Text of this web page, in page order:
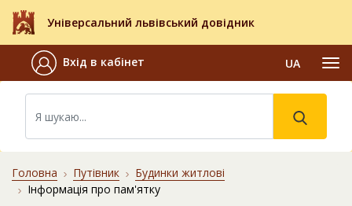
Універсальний львівський довідник
Вхід в кабінет UA
Головна Путівник
Будинки житлові
Інформація про пам'ятку